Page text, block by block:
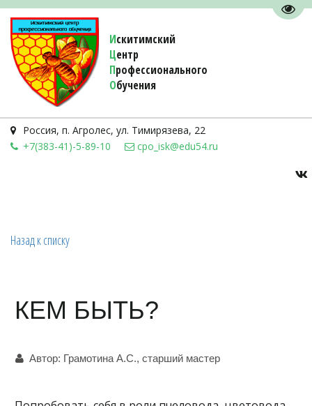
Искитимский
Центр
Профессионального
Обучения
Россия, п. Агролес, ул. Тимирязева, 22
+7(383-41)-5-89-10
cpo_isk@edu54.ru
Назад к списку
КЕМ БЫТЬ?
Автор: Грамотина А.С., старший мастер